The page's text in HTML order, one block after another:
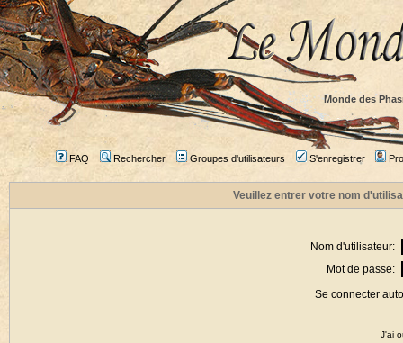
Monde des
FAQ Rechercher Groupes d'utilisateurs S'enregistrer
Veuillez entrer votre nom
Nom d'utilisateur:
Mot de passe:
Se connecter
J'ai